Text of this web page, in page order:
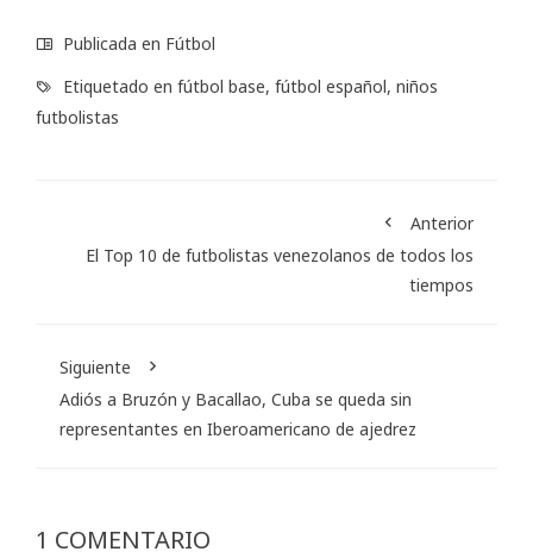
Publicada en Fútbol
Etiquetado en fútbol base, fútbol español, niños
futbolistas
Anterior
El Top 10 de futbolistas venezolanos de todos los
tiempos
Siguiente
Adiós a Bruzón y Bacallao, Cuba se queda sin
representantes en Iberoamericano de ajedrez
1 COMENTARIO